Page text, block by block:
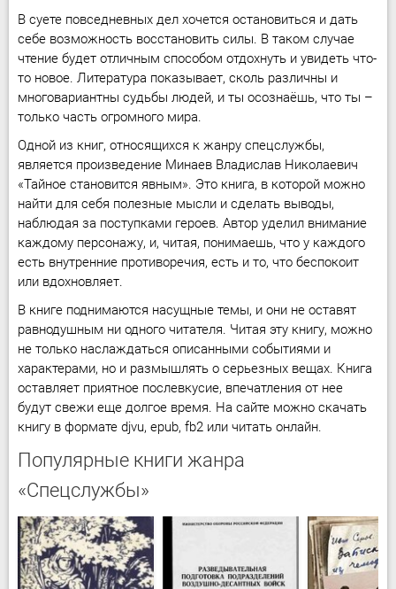
В суете повседневных дел хочется остановиться и дать
себе возможность восстановить силы. В таком случае
чтение будет отличным способом отдохнуть и увидеть что-
то новое. Литература показывает, сколь различны и
многовариантны судьбы людей, и ты осознаёшь, что ты –
только часть огромного мира.
Одной из книг, относящихся к жанру спецслужбы,
является произведение Минаев Владислав Николаевич
«Тайное становится явным». Это книга, в которой можно
найти для себя полезные мысли и сделать выводы,
наблюдая за поступками героев. Автор уделил внимание
каждому персонажу, и, читая, понимаешь, что у каждого
есть внутренние противоречия, есть и то, что беспокоит
или вдохновляет.
В книге поднимаются насущные темы, и они не оставят
равнодушным ни одного читателя. Читая эту книгу, можно
не только наслаждаться описанными событиями и
характерами, но и размышлять о серьезных вещах. Книга
оставляет приятное послевкусие, впечатления от нее
будут свежи еще долгое время. На сайте можно скачать
книгу в формате djvu, epub, fb2 или читать онлайн.
Популярные книги жанра
«Спецслужбы»